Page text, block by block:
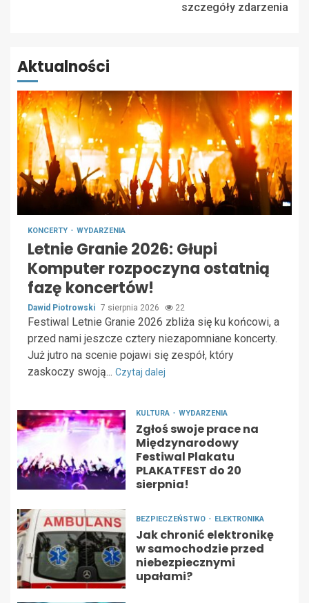
szczegóły zdarzenia
Aktualności
KONCERTY WYDARZENIA
Letnie Granie 2026: Głupi
Komputer rozpoczyna ostatnią
fazę koncertów!
Dawid Piotrowski 7 sierpnia 2026 22
Festiwal Letnie Granie 2026 zbliża się ku końcowi, a
przed nami jeszcze cztery niezapomniane koncerty.
Już jutro na scenie pojawi się zespół, który
zaskoczy swoją... Czytaj dalej
KULTURA WYDARZENIA
Zgłoś swoje prace na
Międzynarodowy
Festiwal Plakatu
PLAKATFEST do 20
sierpnia!
BEZPIECZEŃSTWO ELEKTRONIKA
Jak chronić elektronikę
w samochodzie przed
niebezpiecznymi
upałami?